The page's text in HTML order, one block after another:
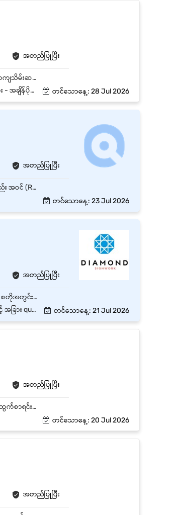
အတည်ပြုပြီး
အကျဥ်းချုပ် ရည်ရွယ်ချက် (Job Purpose) - ဂိုထောင်အတွင်းရှိ အဝတ်အထည်နှင့် အလှကုန်ပစ္စည်းများကို စနစ်တကျသိမ်းဆည်းရန် - အဝင်အထွက် Stock စာရင်းများ တိကျမှန်ကန်စေရန် - Software နှင့်မြေပြင် အမြဲမပြတ်တိုက်စစ်ရန်နှင့် - အရောင်းအဖွဲ့များနှင့်ပူးပေါင်းကာ လုပ်ငန်းလည်ပတ်မှု ချောမွေ့စေရန်။ အဓိကတာဝန် (Core Responsibilities) ၁။ ဂိုထောင်နှင့် စ‌တော့ စီမံခန့်ခွဲခြင်း (Warehouse & Inventory Management) ၂။ ပစ္စည်းအဝင်အထွက် ကြီးကြပ်ခြင်း (Inbound & Outbound Operations) ၃။ စတော့ စာရင်းစစ်ဆေးခြင်းနှင့် အစီရင်ခံခြင်း (Stock Auditing & Reporting) ၄။ ဈေးကွက်နှင့် အရောင်းပွဲများ ပံ့ပိုးခြင်း (Marketing & Event Support)
န်ပိုကြေး တင်သောနေ့: 28 Jul 2026
အတည်ပြုပြီး
Warehouse ၏ နေ့စဉ်လုပ်ငန်းများကို စီမံခန့်ခွဲပြီး ချောမွေ့စွာ လည်ပတ်နိုင်ရန် ကြီးကြပ်ဆောင်ရွက်ခြင်း။ ကုန်ပစ္စည်း အဝင် (Receiving)၊ အထွက် (Dispatch) နှင့် သိုလှောင်မှု (Storage) လုပ်ငန်းများကို စနစ်တကျ စီမံခန့်ခွဲခြင်း။ Stock အရေအတွက်များကို တိကျမှန်ကန်စေရန် Daily / Weekly / Monthly Stock Check နှင့် Stock Count များ ပြုလုပ်ခြင်း။ Inventory Record များကို Update ပြုလုပ်ပြီး Stock Report များ ပြင်ဆင်တင်ပြခြင်း။ Warehouse Staff များ၏ လုပ်ငန်းတာဝန်များကို ခွဲဝေပေးပြီး လိုအပ်သလို လေ့ကျင့်သင်ကြားခြင်း။ Warehouse အတွင်း သန့်ရှင်းရေး၊ လုံခြုံရေးနှင့် Safety Standard များကို လိုက်နာစေရန် ကြီးကြပ်ခြင်း။ Damage၊ Lost နှင့် Expired Stock များကို စောင့်ကြည့်စစ်ဆေးပြီး အချိန်မီ Report တင်ပြခြင်း။ Sales၊ Procurement၊ Logistics နှင့် အခြားဌာနများနှင့် ပူးပေါင်းဆောင်ရွက်ခြင်း။ Warehouse Operation ပိုမိုထိရောက်စေရန် လုပ်ငန်းစဉ်များကို အကြံပြုတိုးတက်အောင် ဆောင်ရွက်ခြင်း။ Management မှ တာဝန်ပေးအပ်သည့် အခြားလုပ်ငန်းများကို ဆောင်ရွက်ခြင်း။
တင်သောနေ့: 23 Jul 2026
အတည်ပြုပြီး
ပစ္စည်းလက်ခံခြင်း / မှာခြင်း ပစ္စည်းသိုလှောင်ခြင်း / ထုတ်ပေးခြင်း တစ်နေ့အသွင်းအထုတ် စာရင်း တစ်နေ့သွင်းခြင်း. စတိုအတွင်းအပြင် သန့်ရှင်းရေးနှင့် ညီညီစီစီသိမ်းဆည်းခြင်း ပစ္စည်းထားသိုသည့်နေရာများ အား သိရှိခြင်း တစ်လတစ်ခါ စာရင်း နှင့် လက်ထဲရှိပစ္စည်း အရေအတွက် ကိုက်ညီမှု ရှိမရှိ အရေအတွက် စစ်ဆေးခြင်း
များ တင်သောနေ့: 21 Jul 2026
အတည်ပြုပြီး
Warehouse ၏ နေ့စဉ်လုပ်ငန်းဆောင်ရွက်ရမည့် ကိစ္စများအား တိကျမှန်ကန်စွာဆောင်ရွက်ရန် ကုန်ပစ္စည်းအဝင်အထွက်စာရင်းများကို မှန်ကန်တိကျစွာ စာရင်းပြုစုရန် မြို့တွင်း ပစ္စည်းပို့သည့်လမ်းကြောင်းများအား စီစဉ်ဆောင်ရွက်ပေးရန် နယ်မြို့များသို့ ပစ္စည်းပို့ဆောင်နိုင်ရန်အတွက် ကားဂိတ်များနှင့် ညှိုနှိုင်းပူးပေါင်းဆောင်ရွက်နိုင်ရန်
တင်သောနေ့: 20 Jul 2026
အတည်ပြုပြီး